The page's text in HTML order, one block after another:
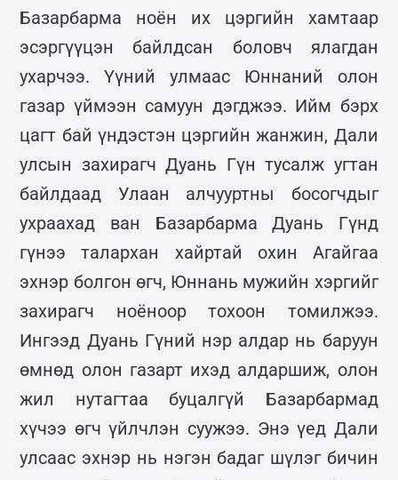
Базарбарма ноён их цэргийн хамтаар
эсэргүүцэн байлдсан боловч ялагдан
ухарчээ. Үүний улмаас Юннаний олон
газар үймээн самуун дэгджээ. Ийм бэрх
цагт бай үндэстэн цэргийн жанжин, Дали
улсын захирагч Дуань Гүн тусалж угтан
байлдаад Улаан алчууртны босогчдыг
ухраахад ван Базарбарма Дуань Гүнд
гүнээ талархан хайртай охин Агайгаа
эхнэр болгон өгч, Юннань мужийн хэргийг
захирагч ноёноор тохоон томилжээ.
Ингээд Дуань Гүний нэр алдар нь баруун
өмнөд олон газарт ихэд алдаршиж, олон
жил нутагтаа буцалгүй Базарбармад
хүчээ өгч үйлчлэн суужээ. Энэ үед Дали
улсаас эхнэр нь нэгэн бадаг шүлэг бичин